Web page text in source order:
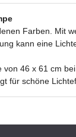
Farben. Mit
kann eine
46 x 61 cm
für schöne